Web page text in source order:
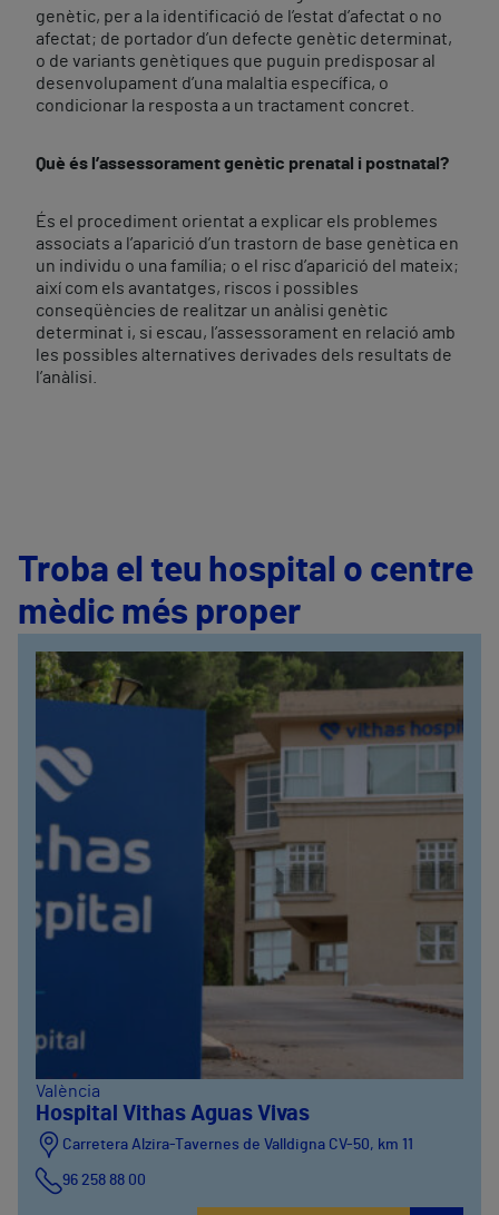
genètic, per a la identificació de l’estat d’afectat o no
afectat; de portador d’un defecte genètic determinat,
o de variants genètiques que puguin predisposar al
desenvolupament d’una malaltia específica, o
condicionar la resposta a un tractament concret.
Què és l’assessorament genètic prenatal i postnatal?
És el procediment orientat a explicar els problemes
associats a l’aparició d’un trastorn de base genètica en
un individu o una família; o el risc d’aparició del mateix;
així com els avantatges, riscos i possibles
conseqüències de realitzar un anàlisi genètic
determinat i, si escau, l’assessorament en relació amb
les possibles alternatives derivades dels resultats de
l’anàlisi.
Troba el teu hospital o centre
mèdic més proper
València
Hospital Vithas Aguas Vivas
Carretera Alzira-Tavernes de Valldigna CV-50, km 11
96 258 88 00